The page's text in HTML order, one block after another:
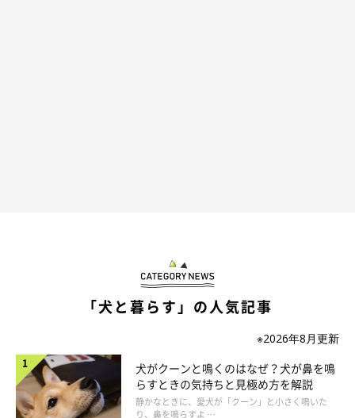
加齢によって、水晶体が硬くなる核硬化症や白内障などの病気を
きが減って目が乾燥し、目やにが増えるケースも。目が白く見え
たら受診しましょう。
「犬と暮らす」の人気記事
※2026年8月更新
犬がクーンと鳴くのはなぜ？犬が鼻を鳴
らすときの気持ちと見極め方を解説
静かなときに、愛犬が「クーン」と小さく鳴いた
り、鼻を鳴らすよ …